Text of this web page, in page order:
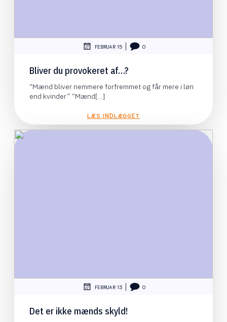
FEBRUAR 15 0
Bliver du provokeret af…?
“Mænd bliver nemmere forfremmet og får mere i løn
end kvinder” “Mænd[…]
LÆS INDLÆGGET
FEBRUAR 13 0
Det er ikke mænds skyld!